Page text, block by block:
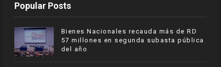
Popular Posts
Bienes Nacionales recauda más de RD
57 millones en segunda subasta pública
del año